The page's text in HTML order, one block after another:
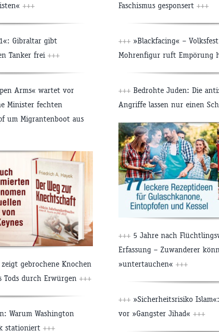
+++
Gibraltar gibt
Tanker frei +++
Arms« wartet vor
Minister fechten
um Migrantenboot aus
gebrochene Knochen
Tods durch Erwürgen +++
Warum Washington
stationiert +++
Faschismus gesponsert +++
+++ »Blackfacing« –
Mohrenfigur ruft Empörung
+++ Bedrohte Juden: Die
Angriffe lassen nur einen
+++ 5 Jahre nach
Erfassung – Zuwanderer
»untertauchen« +++
+++ »Sicherheitsrisiko
vor »Gangster Jihad« +++